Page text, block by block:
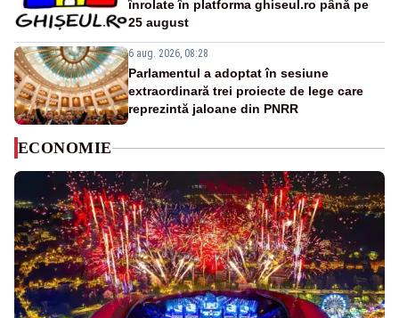
înrolate în platforma ghiseul.ro până pe
25 august
6 aug. 2026, 08:28
Parlamentul a adoptat în sesiune
extraordinară trei proiecte de lege care
reprezintă jaloane din PNRR
ECONOMIE